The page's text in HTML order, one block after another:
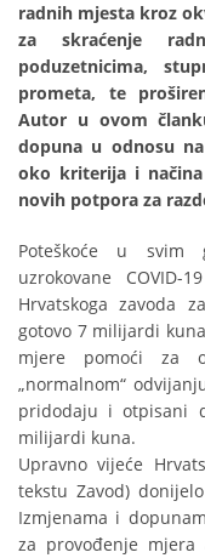
radnih mjesta kroz
za skraćenje
poduzetnicima,
prometa, te
Autor u ovom
dopuna u odnosu
oko kriterija i načina
novih potpora za
Poteškoće u svim
uzrokovane
Hrvatskoga zavoda
gotovo 7 milijardi
mjere pomoći za
„normalnom“
pridodaju i otpisani
milijardi kuna.
Upravno vijeće
tekstu Zavod)
Izmjenama i
za provođenje mjera